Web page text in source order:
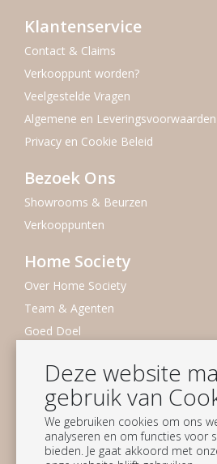
Deze website
gebruik van
We gebruiken cookies om ons
analyseren en om functies voor
bieden. Je gaat akkoord met
Klantenservice
Contact & Claims
Verkooppunt worden?
Veelgestelde Vragen
Algemene en Leveringsvoorwaarden
Privacy en Cookie Beleid
Bezoek Ons
Showrooms & Beurzen
Verkooppunten
Home Society
Over Home Society
Team & Agenten
Goed Doel
Vacatures
Nieuwsbrief
Blijf op de hoogte